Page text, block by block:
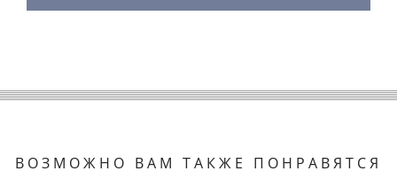
ВОЗМОЖНО ВАМ ТАКЖЕ ПОНРАВЯТСЯ